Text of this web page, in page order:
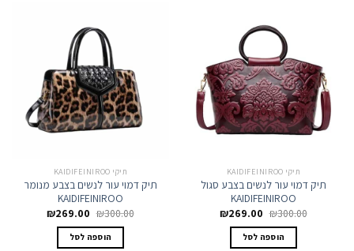
תיקי KAIDIFEINIROO
תיק דמוי עור לנשים בצבע סגול
KAIDIFEINIROO
₪300.00 המחיר
היה:
₪300.00.
₪269.00 המחיר
הוספה לסל
תיקי KAIDIFEINIROO
תיק דמוי עור לנשים בצבע מנומר
KAIDIFEINIROO
₪300.00 המחיר
היה:
₪300.00.
₪269.00 המחיר
הוספה לסל